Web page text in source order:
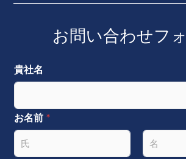
お問い合わせフ
貴社名
お名前*